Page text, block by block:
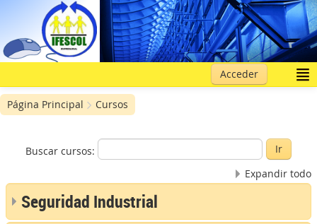
Acceder
Página Principal Cursos
Buscar cursos:
Expandir todo
Seguridad Industrial